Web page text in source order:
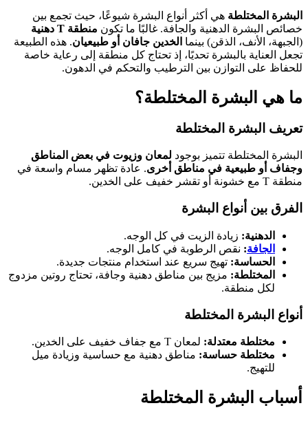
البشرة المختلطة هي أكثر أنواع البشرة شيوعًا، حيث تجمع بين
خصائص البشرة الدهنية والجافة. غالبًا ما تكون منطقة T دهنية
(الجبهة، الأنف، الذقن) بينما الخدين جافان أو طبيعيان. هذه الطبيعة
تجعل العناية بالبشرة تحديًا، إذ تحتاج كل منطقة إلى رعاية خاصة
للحفاظ على التوازن بين الترطيب والتحكم في الدهون.
ما هي البشرة المختلطة؟
تعريف البشرة المختلطة
البشرة المختلطة تتميز بوجود لمعان وزيوت في بعض المناطق
وجفاف أو طبيعية في مناطق أخرى. عادة تظهر مسام واسعة في
منطقة T مع خشونة أو تقشر خفيف على الخدين.
الفرق بين أنواع البشرة
الدهنية: زيادة الزيت في كل الوجه.
الجافة: نقص الرطوبة في كامل الوجه.
الحساسة: تهيج سريع عند استخدام منتجات جديدة.
المختلطة: مزيج بين مناطق دهنية وجافة، تحتاج روتين مزدوج
لكل منطقة.
أنواع البشرة المختلطة
مختلطة معتدلة: لمعان T مع جفاف خفيف على الخدين.
مختلطة حساسة: مناطق دهنية مع حساسية وزيادة ميل
للتهيج.
أسباب البشرة المختلطة